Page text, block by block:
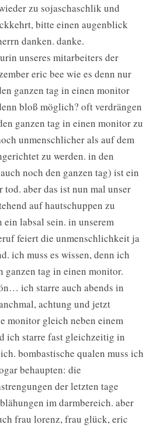
zu sojaschaschlik und
bitte einen augenblick
danken. danke.
unseres mitarbeiters der
eric bee wie es denn nur
ganzen tag in einen monitor
bloß möglich? oft verdrängen
ganzen tag in einen monitor zu
unmenschlicher als auf dem
zu werden. in den
noch den ganzen tag) ist ein
tod. aber das ist nun mal unser
auf hautschuppen zu
ein labsal sein. in unserem
feiert die unmenschlichkeit ja
ich muss es wissen, denn ich
ganzen tag in einen monitor.
ich starre auch abends in
achtung und jetzt
monitor gleich neben einem
ich starre fast gleichzeitig in
bombastische qualen muss ich
behaupten: die
der letzten tage
im darmbereich. aber
frau lorenz, frau glück, eric